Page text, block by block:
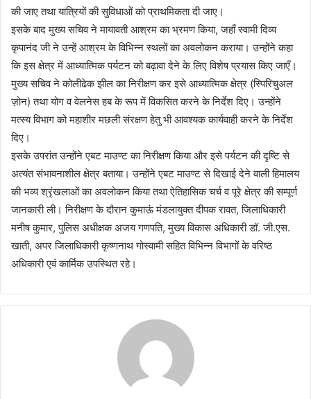
की जाए तथा यात्रियों की सुविधाओं को प्राथमिकता दी जाए।
इसके बाद मुख्य सचिव ने मायावती आश्रम का भ्रमण किया, जहाँ स्वामी दिव्य
कृपानंद जी ने उन्हें आश्रम के विभिन्न स्थलों का अवलोकन कराया। उन्होंने कहा
कि इस क्षेत्र में आध्यात्मिक पर्यटन को बढ़ावा देने के लिए विशेष प्रयास किए जाएँ।
मुख्य सचिव ने कोलीढेक झील का निरीक्षण कर इसे आध्यात्मिक क्षेत्र (स्पिरिचुअल
ज़ोन) तथा योग व वेलनेस हब के रूप में विकसित करने के निर्देश दिए। उन्होंने
मत्स्य विभाग को महाशीर मछली संरक्षण हेतु भी आवश्यक कार्यवाही करने के निर्देश
दिए।
इसके उपरांत उन्होंने एबट माउण्ट का निरीक्षण किया और इसे पर्यटन की दृष्टि से
अत्यंत संभावनाशील क्षेत्र बताया। उन्होंने एबट माउण्ट से दिखाई देने वाली हिमालय
की भव्य श्रृंखलाओं का अवलोकन किया तथा ऐतिहासिक चर्च व पूरे क्षेत्र की सम्पूर्ण
जानकारी ली। निरीक्षण के दौरान कुमाऊं मंडलायुक्त दीपक रावत, जिलाधिकारी
मनीष कुमार, पुलिस अधीक्षक अजय गणपति, मुख्य विकास अधिकारी डॉ. जी.एस.
खाती, अपर जिलाधिकारी कृष्णनाथ गोस्वामी सहित विभिन्न विभागों के वरिष्ठ
अधिकारी एवं कार्मिक उपस्थित रहे।